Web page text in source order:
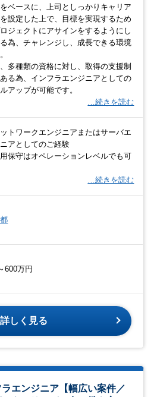
ベースに、上司としっかりキャリア
設定した上で、目標を実現するため
ジェクトにアサインをするようにし
為、チャレンジし、成長できる環境
多種類の資格に対し、取得の支援制
る為、インフラエンジニアとしての
アップが可能です。
…続きを読む
ットワークエンジニアまたはサーバエ
アとしてのご経験
保守はオペレーションレベルでも可
…続きを読む
600万円
詳しく見る
ラエンジニア【幅広い案件／